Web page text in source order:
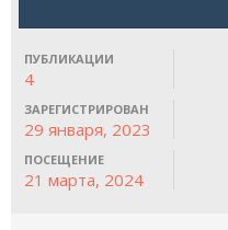
ПУБЛИКАЦИИ
4
ЗАРЕГИСТРИРОВАН
29 января, 2023
ПОСЕЩЕНИЕ
21 марта, 2024